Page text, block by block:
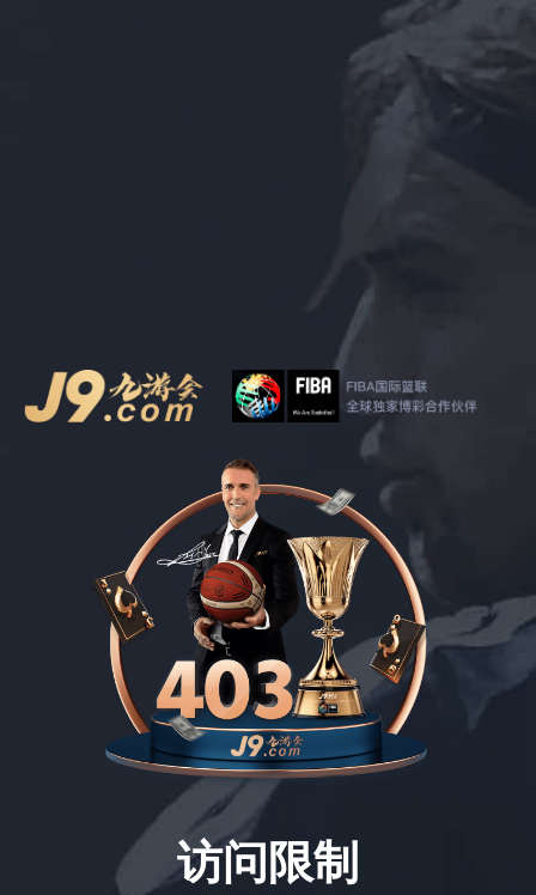
访问限制